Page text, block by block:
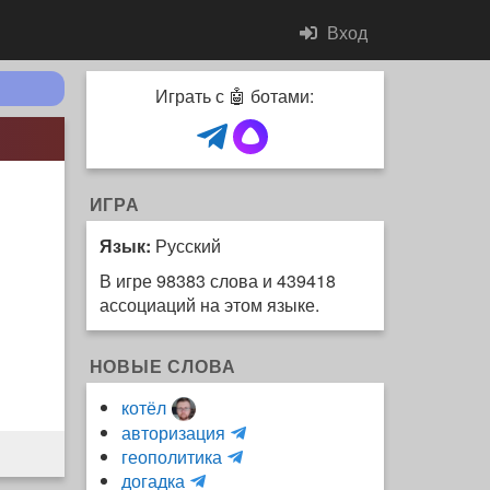
Вход
Играть с 🤖 ботами:
ИГРА
Язык: Русский
В игре 98383 слова и 439418
ассоциаций на этом языке.
НОВЫЕ СЛОВА
котёл
авторизация
и
геополитика
H
догадка
m